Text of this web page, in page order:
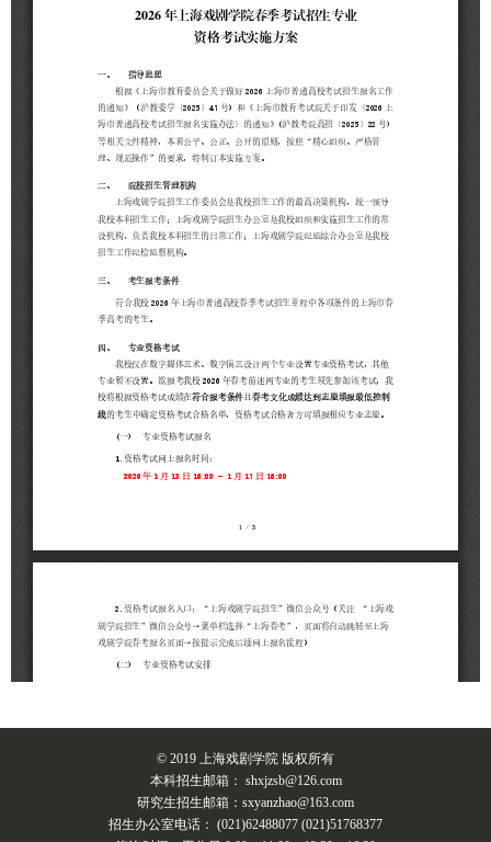
© 2019 上海戏剧学院 版权所有
本科招生邮箱： shxjzsb@126.com
研究生招生邮箱：sxyanzhao@163.com
招生办公室电话： (021)62488077 (021)51768377